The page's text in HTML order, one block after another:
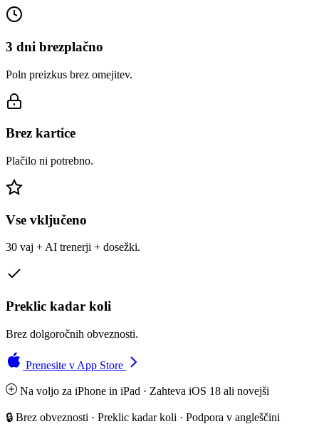
3 dni brezplačno
Poln preizkus brez omejitev.
Brez kartice
Plačilo ni potrebno.
Vse vključeno
30 vaj + AI trenerji + dosežki.
Preklic kadar koli
Brez dolgoročnih obveznosti.
Prenesite v App Store
Na voljo za iPhone in iPad · Zahteva iOS 18 ali novejši
🔒 Brez obveznosti · Preklic kadar koli · Podpora v angleščini